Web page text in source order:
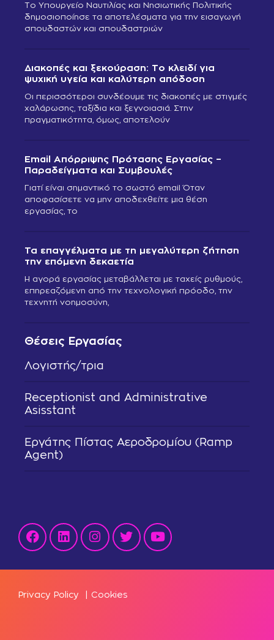
Θέσεις Εργασίας
Λογιστής/τρια
Receptionist and Administrative
Asisstant
Εργάτης Πίστας Αεροδρομίου (Ramp
Agent)
Το Υπουργείο Ναυτιλίας και Νησιωτικής Πολιτικής
δημοσιοποίησε τα αποτελέσματα για την εισαγωγή
σπουδαστών και σπουδαστριών
Διακοπές και ξεκούραση: Το κλειδί για
ψυχική υγεία και καλύτερη απόδοση
Οι περισσότεροι συνδέουμε τις διακοπές με στιγμές
χαλάρωσης, ταξίδια και ξεγνοιασιά. Στην
πραγματικότητα, όμως, αποτελούν
Email Απόρριψης Πρότασης Εργασίας –
Παραδείγματα και Συμβουλές
Γιατί είναι σημαντικό το σωστό email Όταν
αποφασίσετε να μην αποδεχθείτε μια θέση
εργασίας, το
Τα επαγγέλματα με τη μεγαλύτερη ζήτηση
την επόμενη δεκαετία
Η αγορά εργασίας μεταβάλλεται με ταχείς ρυθμούς,
επηρεαζόμενη από την τεχνολογική πρόοδο, την
τεχνητή νοημοσύνη,
Privacy Policy Cookies